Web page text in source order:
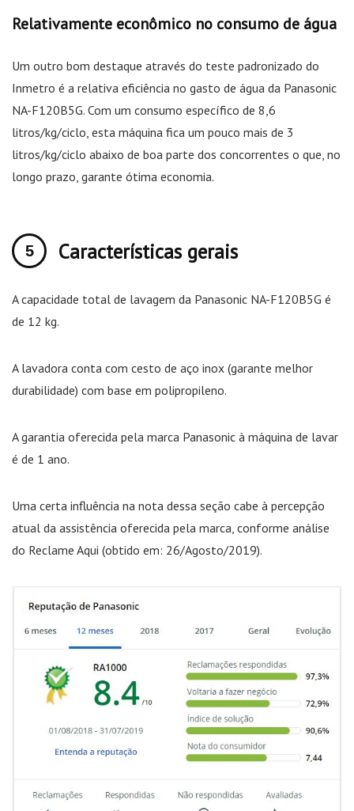
Relativamente econômico no consumo de água
Um outro bom destaque através do teste padronizado do
Inmetro é a relativa eficiência no gasto de água da Panasonic
NA-F120B5G. Com um consumo específico de 8,6
litros/kg/ciclo, esta máquina fica um pouco mais de 3
litros/kg/ciclo abaixo de boa parte dos concorrentes o que, no
longo prazo, garante ótima economia.
Características gerais
A capacidade total de lavagem da Panasonic NA-F120B5G é
de 12 kg.
A lavadora conta com cesto de aço inox (garante melhor
durabilidade) com base em polipropileno.
A garantia oferecida pela marca Panasonic à máquina de lavar
é de 1 ano.
Uma certa influência na nota dessa seção cabe à percepção
atual da assistência oferecida pela marca, conforme análise
do Reclame Aqui (obtido em: 26/Agosto/2019).